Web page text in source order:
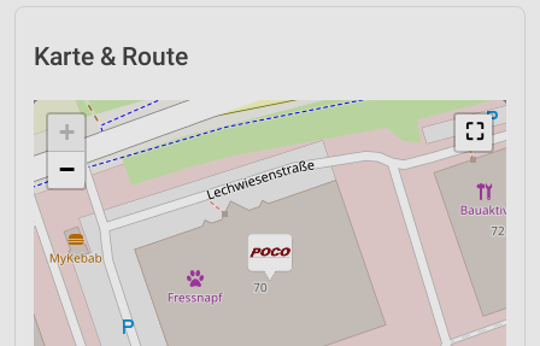
Karte & Route
⛶
+
−